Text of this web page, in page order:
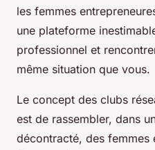
les femmes
une plateforme
professionnel et
même situation que vous.
Le concept des clubs
est de rassembler, dans
décontracté, des femmes